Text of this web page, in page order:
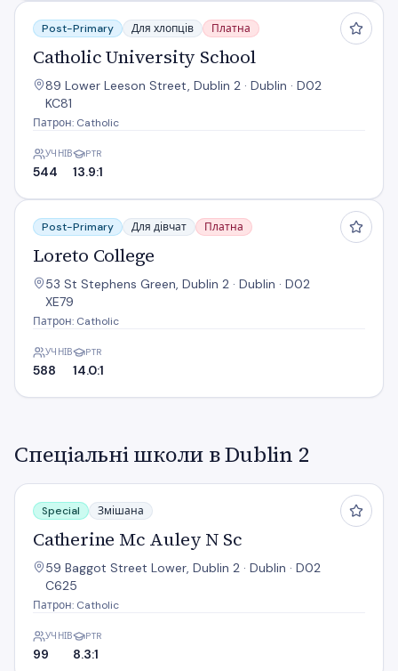
Catholic University School
Post-Primary Для хлопців Платна
Catholic University School
89 Lower Leeson Street, Dublin 2 · Dublin · D02
KC81
Патрон: Catholic
УЧНІВ
544
PTR
13.9:1
Loreto College
Post-Primary Для дівчат Платна
Loreto College
53 St Stephens Green, Dublin 2 · Dublin · D02
XE79
Патрон: Catholic
УЧНІВ
588
PTR
14.0:1
Спеціальні школи в Dublin 2
Catherine Mc Auley N Sc
Special Змішана
Catherine Mc Auley N Sc
59 Baggot Street Lower, Dublin 2 · Dublin · D02
C625
Патрон: Catholic
УЧНІВ
99
PTR
8.3:1